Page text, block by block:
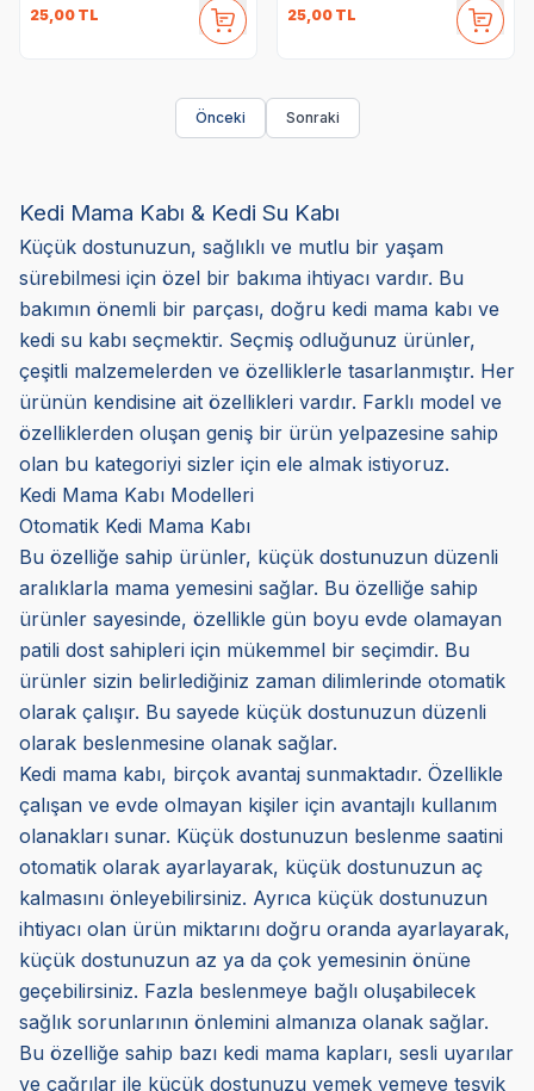
25,00 TL 25,00 TL
Önceki Sonraki
Kedi Mama Kabı & Kedi Su Kabı
Küçük dostunuzun, sağlıklı ve mutlu bir yaşam
sürebilmesi için özel bir bakıma ihtiyacı vardır. Bu
bakımın önemli bir parçası, doğru kedi mama kabı ve
kedi su kabı seçmektir. Seçmiş odluğunuz ürünler,
çeşitli malzemelerden ve özelliklerle tasarlanmıştır. Her
ürünün kendisine ait özellikleri vardır. Farklı model ve
özelliklerden oluşan geniş bir ürün yelpazesine sahip
olan bu kategoriyi sizler için ele almak istiyoruz.
Kedi Mama Kabı Modelleri
Otomatik Kedi Mama Kabı
Bu özelliğe sahip ürünler, küçük dostunuzun düzenli
aralıklarla mama yemesini sağlar. Bu özelliğe sahip
ürünler sayesinde, özellikle gün boyu evde olamayan
patili dost sahipleri için mükemmel bir seçimdir. Bu
ürünler sizin belirlediğiniz zaman dilimlerinde otomatik
olarak çalışır. Bu sayede küçük dostunuzun düzenli
olarak beslenmesine olanak sağlar.
Kedi mama kabı, birçok avantaj sunmaktadır. Özellikle
çalışan ve evde olmayan kişiler için avantajlı kullanım
olanakları sunar. Küçük dostunuzun beslenme saatini
otomatik olarak ayarlayarak, küçük dostunuzun aç
kalmasını önleyebilirsiniz. Ayrıca küçük dostunuzun
ihtiyacı olan ürün miktarını doğru oranda ayarlayarak,
küçük dostunuzun az ya da çok yemesinin önüne
geçebilirsiniz. Fazla beslenmeye bağlı oluşabilecek
sağlık sorunlarının önlemini almanıza olanak sağlar.
Bu özelliğe sahip bazı kedi mama kapları, sesli uyarılar
ve çağrılar ile küçük dostunuzu yemek yemeye teşvik